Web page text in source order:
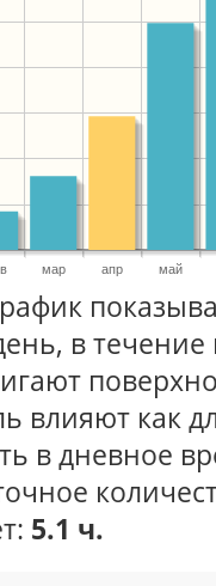
мар апр май
в
влияют как
в дневное
5.1 ч.